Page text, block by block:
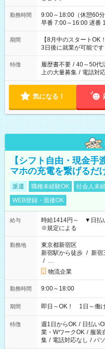
勤務時間
9:00～18:00（休憩60分） ■ご希望があれば下記シフトも
早番 7:00～16:00 遅番
と休みを合わせたい」
「できれば残業はし
ね。 ※Wワーク希望の方へ 今ご覧のお仕事で希望する勤務時間
と、もう1つのお仕事
合は応募できません。
期間
【8月中のスタート
3日後に就業が可能です
特徴 履歴書不要 / 40～50代
上の大量募集 / 電話対
気になる！
【シフト自由・現金
マホの充電を繋げるだ
派遣 職種未経験OK 社会人未
WEB登録・面接OK
給与
時給1414円～ ▼日払
※規定による
勤務地
東京都新宿区
新宿駅から徒歩 / 新宿
/ …
物流企業
勤務時間 9:00～18:00
期間 即日～OK！ 1日～働
特徴 週1日からOK / 日払い
業・WワークOK / 服装
集 / 電話対応なし / パ